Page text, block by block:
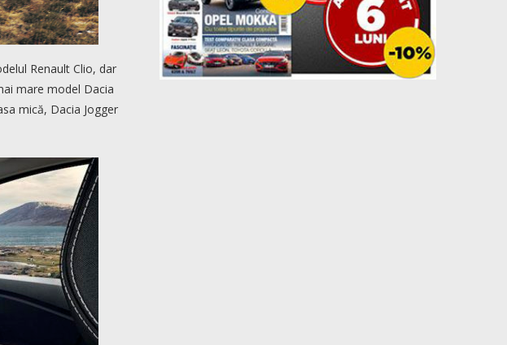
Renault Clio, dar
mare model Dacia
mică, Dacia Jogger